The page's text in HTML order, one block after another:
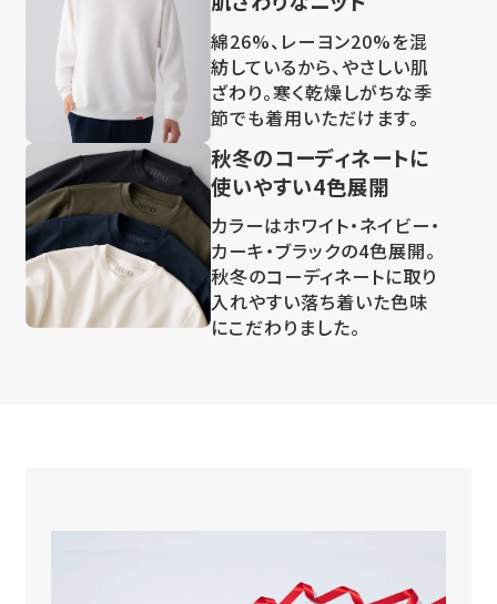
綿26%、レーヨン20%を混
紡しているから、やさしい肌
ざわり。寒く乾燥しがちな季
節でも着用いただけます。
秋冬のコーディネートに
使いやすい4色展開
カラーはホワイト・ネイビー・
カーキ・ブラックの4色展開。
秋冬のコーディネートに取り
入れやすい落ち着いた色味
にこだわりました。